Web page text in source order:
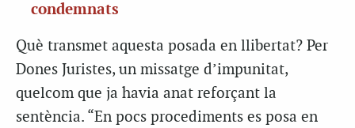
condemnats
Què transmet aquesta posada en llibertat? Per
Dones Juristes, un missatge d’impunitat,
quelcom que ja havia anat reforçant la
sentència. “En pocs procediments es posa en